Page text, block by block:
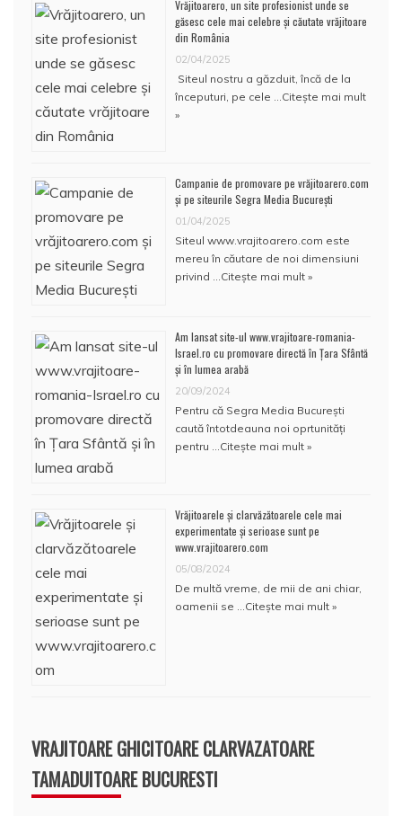
Vrăjitoarero, un site profesionist unde se
găsesc cele mai celebre și căutate vrăjitoare
din România
02/04/2025
Siteul nostru a găzduit, încă de la
începuturi, pe cele … Citește mai mult
»
Campanie de promovare pe vrăjitoarero.com
și pe siteurile Segra Media București
01/04/2025
Siteul www.vrajitoarero.com este
mereu în căutare de noi dimensiuni
privind … Citește mai mult »
Am lansat site-ul www.vrajitoare-romania-
Israel.ro cu promovare directă în Țara Sfântă
și în lumea arabă
20/09/2024
Pentru că Segra Media București
caută întotdeauna noi oprtunități
pentru … Citește mai mult »
Vrăjitoarele și clarvăzătoarele cele mai
experimentate și serioase sunt pe
www.vrajitoarero.com
05/08/2024
De multă vreme, de mii de ani chiar,
oamenii se … Citește mai mult »
VRAJITOARE GHICITOARE CLARVAZATOARE
TAMADUITOARE BUCURESTI